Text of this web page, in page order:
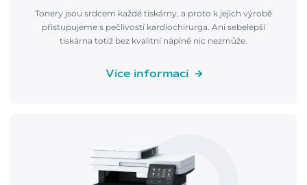
Tonery jsou srdcem každé tiskárny, a proto k jejich výrobě
přistupujeme s pečlivostí kardiochirurga. Ani sebelepší
tiskárna totiž bez kvalitní náplně nic nezmůže.
Více informací